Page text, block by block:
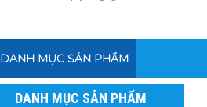
DANH MỤC SẢN PHẨM
DANH MỤC SẢN PHẨM